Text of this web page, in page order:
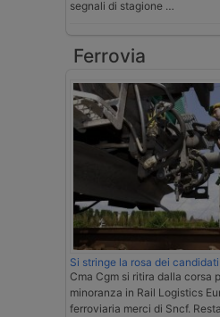
segnali di stagione …
Ferrovia
Si stringe la rosa dei
Cma Cgm si ritira dalla corsa
minoranza in Rail Logistics
ferroviaria merci di Sncf.